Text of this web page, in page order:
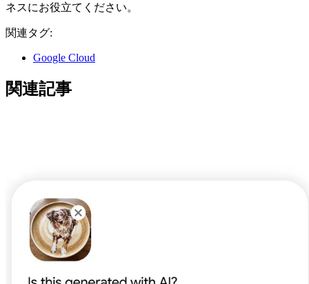
ネスにお役立てください。
関連タグ:
Google Cloud
関連記事